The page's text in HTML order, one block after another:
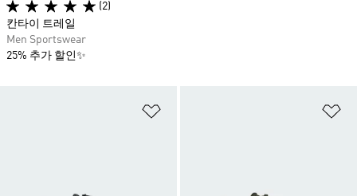
(2)
칸타이 트레일
Men Sportswear
25% 추가 할인✨